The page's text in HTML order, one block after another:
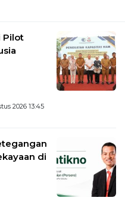
Pilot
2026 13:45
di